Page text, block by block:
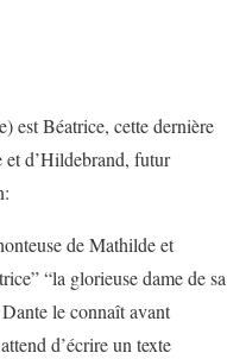
est Béatrice, cette dernière
d’Hildebrand, futur
de Mathilde et
“la glorieuse dame de sa
le connaît avant
d’écrire un texte